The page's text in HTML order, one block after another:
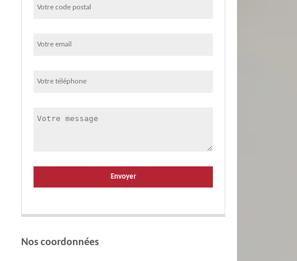
Nos coordonnées